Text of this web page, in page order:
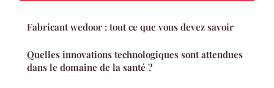
Fabricant wedoor : tout ce que vous devez savoir
Quelles innovations technologiques sont attendues
dans le domaine de la santé ?